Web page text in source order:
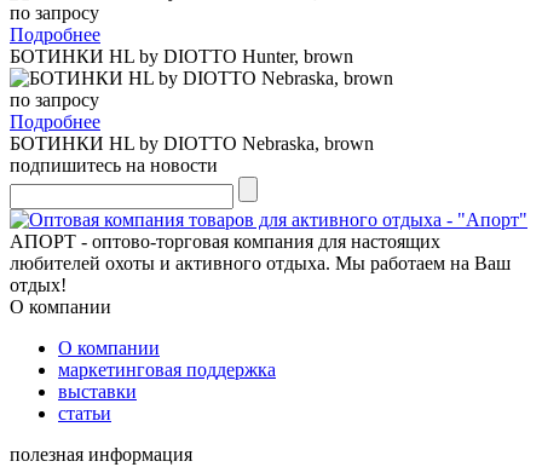
по запросу
Подробнее
БОТИНКИ HL by DIOTTO Hunter, brown
по запросу
Подробнее
БОТИНКИ HL by DIOTTO Nebraska, brown
подпишитесь на новости
АПОРТ - оптово-торговая компания для настоящих
любителей охоты и активного отдыха. Мы работаем на Ваш
отдых!
О компании
О компании
маркетинговая поддержка
выставки
статьи
полезная информация